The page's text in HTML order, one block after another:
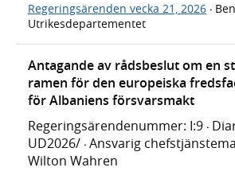
Regeringsärenden vecka 21, 2026 ·
Utrikesdepartementet
Antagande av rådsbeslut om en
ramen för den europeiska
för Albaniens försvarsmakt
Regeringsärendenummer: I:9 ·
UD2026/ · Ansvarig
Wilton Wahren